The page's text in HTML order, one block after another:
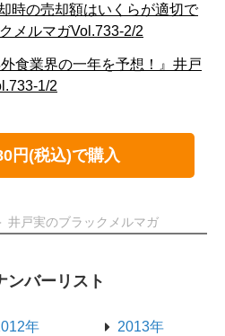
時の売却額はいくらが適切で
メルマガVol.733-2/2
外食業界の一年を予想！』井戸
1/2
円(税込)で購入
井戸実のブラックメルマガ
ンバーリスト
年 2013年